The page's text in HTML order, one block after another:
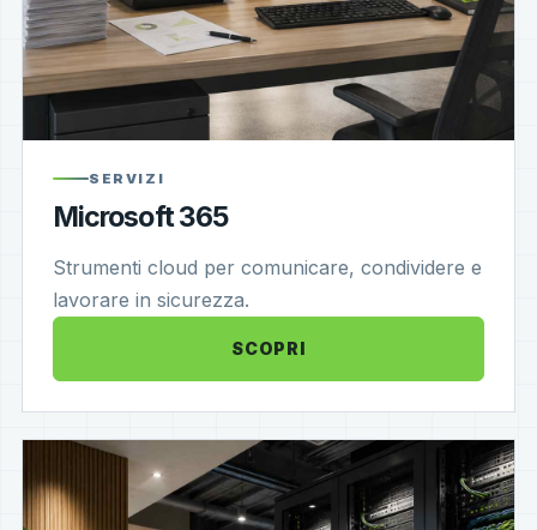
SERVIZI
Microsoft 365
Strumenti cloud per comunicare, condividere e
lavorare in sicurezza.
SCOPRI